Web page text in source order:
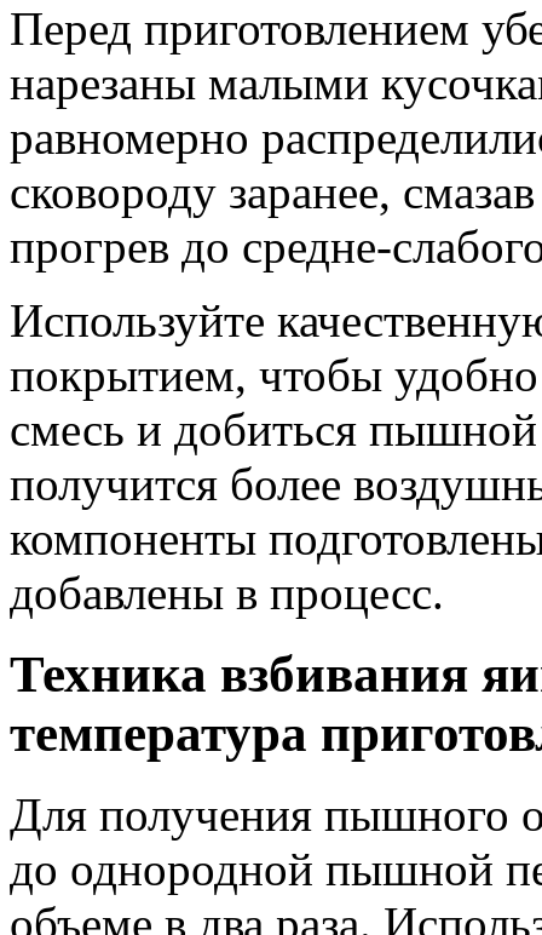
Перед приготовлением
нарезаны малыми
равномерно
сковороду заранее,
прогрев до средне-
Используйте
покрытием, чтобы
смесь и добиться
получится более
компоненты
добавлены в процесс.
Техника взбивания
температура
Для получения пышного
до однородной пышной
объеме в два раза.